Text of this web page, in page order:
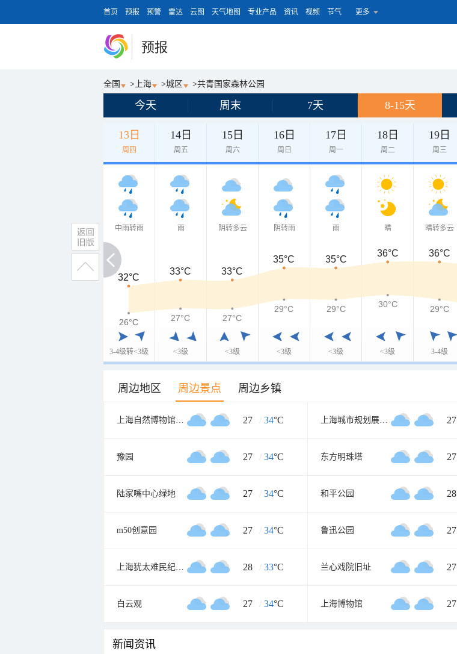
首页 预报 预警 雷达 云图 天气地图 专业产品 资讯 视频 节气 更多
预报
全国 > 上海 >城区 >共青国家森林公园
今天 周末 7天 8-15天
13日
周四
14日
周五
15日
周六
16日
周日
17日
周一
18日
周二
19日
周三
中雨转雨
3-4级转<3级
雨
<3级
阴转多云
<3级
阴转雨
<3级
雨
<3级
晴
<3级
晴转多云
3-4级
32°C
32°C
33°C 33°C
35°C 35°C
36°C 36°C
26°C
26°C 27°C 27°C
29°C 29°C 30°C
29°C
周边地区 周边景点 周边乡镇
上海自然博物馆(上海科技馆分馆) 27 / 34°C 上海城市规划展示馆 27
豫园 27 / 34°C 东方明珠塔 27
陆家嘴中心绿地 27 / 34°C 和平公园 28
m50创意园 27 / 34°C 鲁迅公园 27
上海犹太难民纪念馆 28 / 33°C 兰心戏院旧址 27
白云观 27 / 34°C 上海博物馆 27
新闻资讯